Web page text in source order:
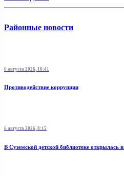
Районные новости
6 августа 2026, 10:41
Противодействие коррупции
6 августа 2026, 8:15
В Суземской детской библиотеке открылась